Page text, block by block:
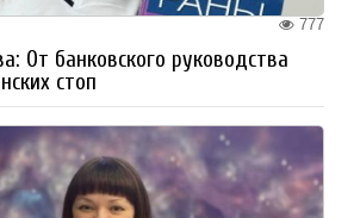
777
От банковского руководства
стоп